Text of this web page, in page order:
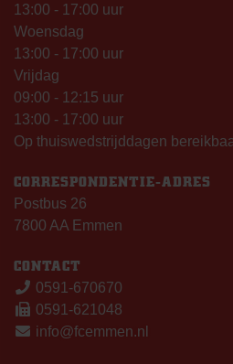
13:00 - 17:00 uur
Woensdag
13:00 - 17:00 uur
Vrijdag
09:00 - 12:15 uur
13:00 - 17:00 uur
Op thuiswedstrijddagen
CORRESPONDENTIE-ADRES
Postbus 26
7800 AA Emmen
CONTACT
0591-670670
0591-621048
info@fcemmen.nl